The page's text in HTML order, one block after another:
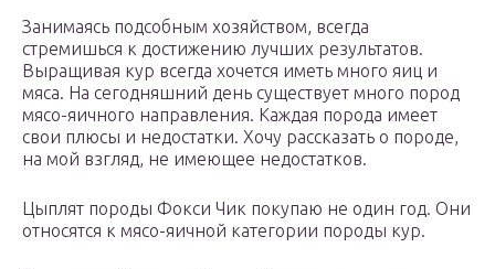
Занимаясь подсобным хозяйством, всегда
стремишься к достижению лучших результатов.
Выращивая кур всегда хочется иметь много яиц и
мяса. На сегодняшний день существует много пород
мясо-яичного направления. Каждая порода имеет
свои плюсы и недостатки. Хочу рассказать о породе,
на мой взгляд, не имеющее недостатков.
Цыплят породы Фокси Чик покупаю не один год. Они
относятся к мясо-яичной категории породы кур.